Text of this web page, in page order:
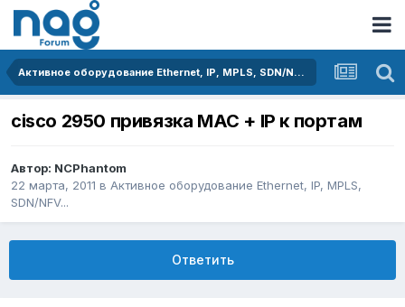
Активное оборудование Ethernet, IP, MPLS, SDN/NFV...
cisco 2950 привязка MAC + IP к портам
Автор: NCPhantom
22 марта, 2011 в Активное оборудование Ethernet, IP, MPLS,
SDN/NFV...
Ответить